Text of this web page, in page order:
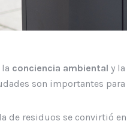
conciencia ambiental y
son importantes
de residuos se convirtió